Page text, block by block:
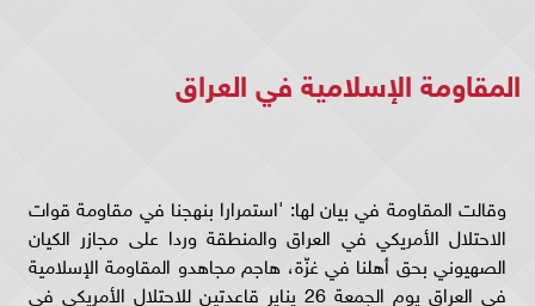
المقاومة الإسلامية في العراق
وقالت المقاومة في بيان لها: 'استمرارا بنهجنا في مقاومة قوات
الاحتلال الأمريكي في العراق والمنطقة وردا على مجازر الكيان
الصهيوني بحق أهلنا في غزّة، هاجم مجاهدو المقاومة الإسلامية
في العراق يوم الجمعة 26 يناير قاعدتين للاحتلال الأمريكي في